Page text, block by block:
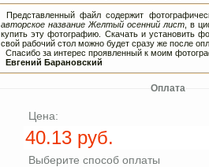
Представленный файл содержит
авторское название Желтый осенний лист , в
купить эту фотографию. Скачать и установить
свой рабочий стол можно будет сразу же после
Спасибо за интерес проявленный к моим
Евгений Барановский
Оплата
Цена:
Выберите способ оплаты